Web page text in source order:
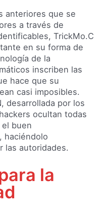
anteriores que se
a través de
TrickMo.C
en su forma de
de la
inscriben las
hace que su
casi imposibles.
desarrollada por los
ocultan todas
buen
haciéndolo
las autoridades.
la